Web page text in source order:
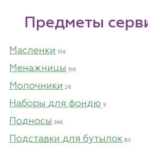
Предметы
Масленки 156
Менажницы 316
Молочники 26
Наборы для фондю 9
Подносы 346
Подставки для бутылок 80